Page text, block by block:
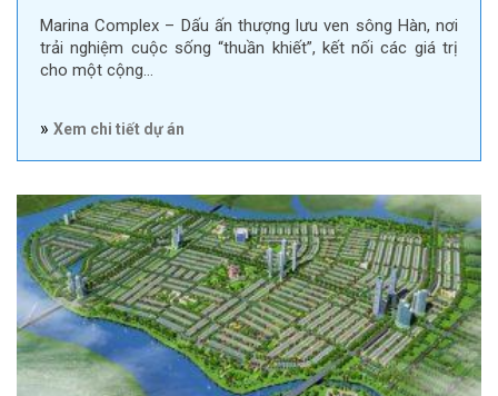
Marina Complex – Dấu ấn thượng lưu ven sông Hàn, nơi
trải nghiệm cuộc sống “thuần khiết”, kết nối các giá trị
cho một cộng…
» Xem chi tiết dự án